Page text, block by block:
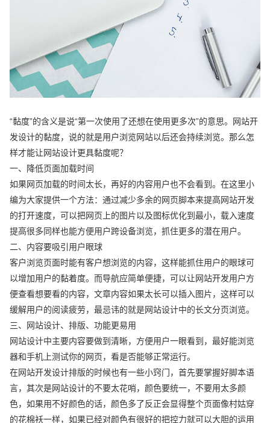
“黏度”的含义是说“第一次使用了还想在使用更多次”的意思。网站开
发设计的黏度，说的就是用户浏览网站以后还会持续浏览。那么怎
样才能让网站设计更具黏度呢？
一、降低页面加载时间
如果网页加载的时间太长，再好的内容用户也不会看到。在这里小
编为大家提供一个方法：通过减少多余的网页脚本来提高网站开发
的打开速度，可以把网页上的图片以及图标优化到最小，载入速度
提高很多同样也能方便用户跨设备浏览，抓住更多的潜在用户。
二、内容要吸引用户眼球
客户浏览页面时能有客户想浏览的内容，这样能抓住用户的眼球可
以增加用户的黏着度。而导航应简单便捷，可以让网站开发用户方
便查看想要看的内容，文章内容如果太长可以插入图片，这样可以
缓解用户的阅读疲劳，最忌讳的就是网站设计中的长文分页浏览。
三、网站设计、排版、功能更易用
网站设计中主要内容要做到清晰，方便用户一眼看到，最好能浏览
器和手机上测试你的网页，看是否能够正常运行。
在网站开发设计排版的时候也有一些小窍门，首先要掌握好脚本语
言，其次是网站设计的不要太花哨，颜色要统一，不要用太多颜
色，如果用不好颜色的话，颜色多了反正会显得整个页面像村姑穿
的花棉袄一样，如果已经对颜色有很好的把控力就可以大胆的运用